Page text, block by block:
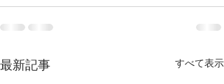
最新記事 すべて表示